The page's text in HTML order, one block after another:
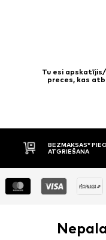
Tu esi
preces, kas
BEZMAKSAS*
ATGRIEŠANA